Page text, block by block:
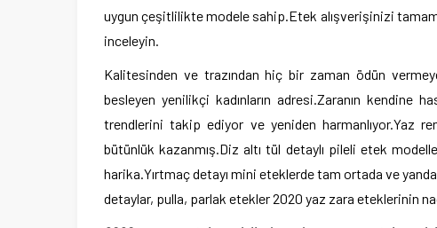
uygun çeşitlilikte modele sahip.Etek alışverişinizi
inceleyin.
Kalitesinden ve trazından hiç bir zaman ödün
besleyen yenilikçi kadınların adresi.Zaranın kendine
trendlerini takip ediyor ve yeniden harmanlıyor.Yaz
bütünlük kazanmış.Diz altı tül detaylı pileli etek
harika.Yırtmaç detayı mini eteklerde tam ortada ve
detaylar, pulla, parlak etekler 2020 yaz zara eteklerinin